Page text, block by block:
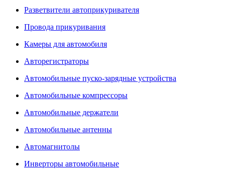
Разветвители автоприкуривателя
Провода прикуривания
Камеры для автомобиля
Авторегистраторы
Автомобильные пуско-зарядные устройства
Автомобильные компрессоры
Автомобильные держатели
Автомобильные антенны
Автомагнитолы
Инверторы автомобильные